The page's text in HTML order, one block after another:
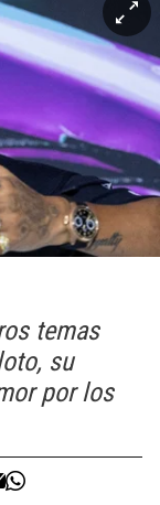
temas
su
por los